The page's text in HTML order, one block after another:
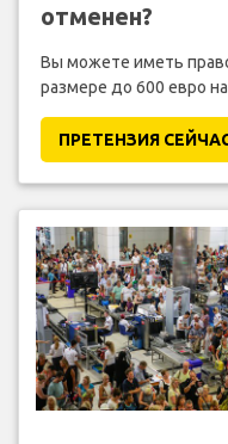
отменен?
Вы можете иметь
размере до 600 евро
ПРЕТЕНЗИЯ